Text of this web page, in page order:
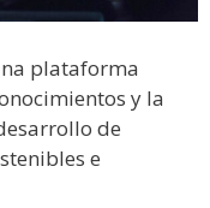
plataforma
y la
de
e